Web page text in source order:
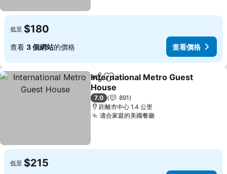
低至 $180
查看 3 個網站的價格 查看價格
分享 放到收藏夾
International Metro Guest
House
查看價格
7.0
891
距離市中心 1.4 公里
適合家庭的美國餐廳查看價格
低至 $215